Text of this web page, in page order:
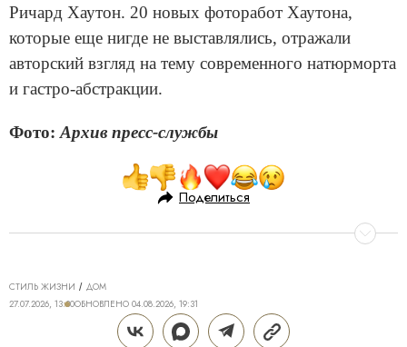
Ричард Хаутон. 20 новых фоторабот Хаутона,
которые еще нигде не выставлялись, отражали
авторский взгляд на тему современного натюрморта
и гастро-абстракции.
Фото: Архив пресс-службы
Поделиться
СТИЛЬ ЖИЗНИ
ДОМ
27.07.2026, 13:30ОБНОВЛЕНО 04.08.2026, 19:31
КОСМИЧЕСКОЕ «НАЧАЛО»: КАК